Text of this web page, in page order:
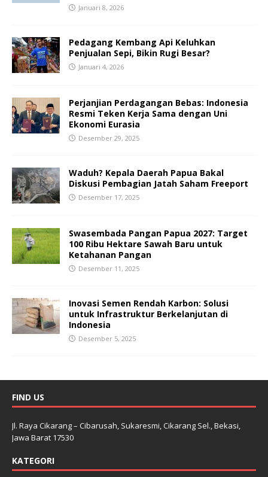
Januari 8, 2026
Pedagang Kembang Api Keluhkan
Penjualan Sepi, Bikin Rugi Besar?
Januari 4, 2026
Perjanjian Perdagangan Bebas: Indonesia
Resmi Teken Kerja Sama dengan Uni
Ekonomi Eurasia
Desember 29, 2025
Waduh? Kepala Daerah Papua Bakal
Diskusi Pembagian Jatah Saham Freeport
Desember 17, 2025
Swasembada Pangan Papua 2027: Target
100 Ribu Hektare Sawah Baru untuk
Ketahanan Pangan
Desember 11, 2025
Inovasi Semen Rendah Karbon: Solusi
untuk Infrastruktur Berkelanjutan di
Indonesia
Desember 5, 2025
FIND US
Jl. Raya Cikarang – Cibarusah, Sukaresmi, Cikarang Sel., Bekasi,
Jawa Barat 17530
KATEGORI